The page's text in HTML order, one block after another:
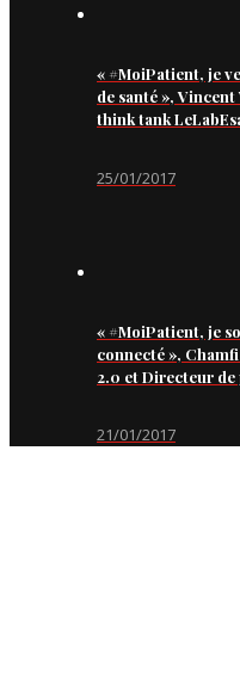
« #MoiPatient, je
de santé »,
think tank
25/01/2017
« #MoiPatient, je
connecté »,
2.0 et Directeur de
21/01/2017